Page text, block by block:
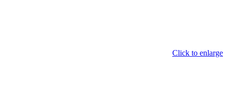
Click to enlarge